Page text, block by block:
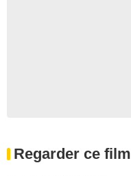
Regarder ce film